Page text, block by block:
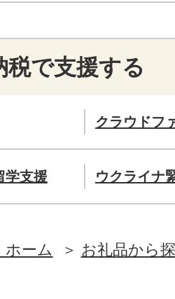
で支援する
クラウドフ
学支援 ウクライナ
ホーム
お礼品から